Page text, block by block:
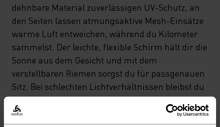
dehnbare Material zuverlässigen UV-Schutz, an
den Seiten lassen atmungsaktive Mesh-Einsätze
warme Luft entweichen, während du Kilometer
sammelst. Der leichte, flexible Schirm hält dir die
Sonne aus dem Gesicht und mit dem
verstellbaren Riemen sorgst du für passgenauen
Sitz. Bei schlechten Lichtverhältnissen bleibst du
dank reflektierender Details gut sichtbar.
Abgerundet wird das Design durch unseren